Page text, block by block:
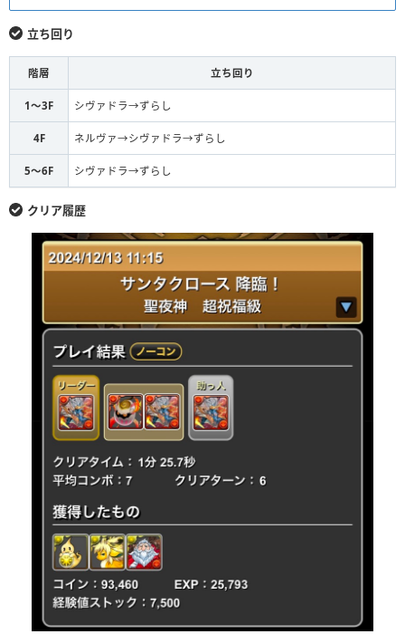
超転生シヴァドラ
S 賢玉龍・ネルヴァ
なし
S なし
超転生シヴァ＝ドラゴン
立ち回り
階層 立ち回り
1〜3F シヴァドラ→ずらし
4F ネルヴァ→シヴァドラ→ずらし
5〜6F シヴァドラ→ずらし
クリア履歴